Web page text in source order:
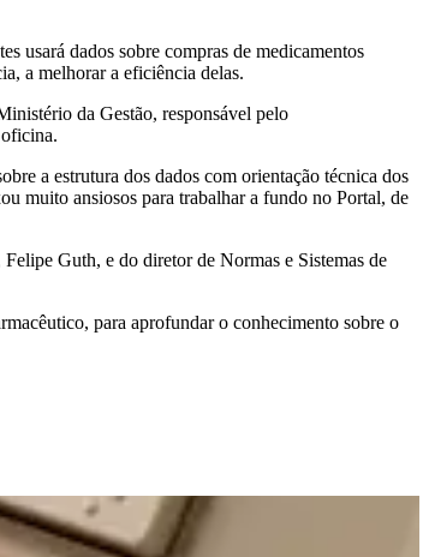
usará dados sobre compras de medicamentos
a melhorar a eficiência delas.
da Gestão, responsável pelo
a estrutura dos dados com orientação técnica dos
muito ansiosos para trabalhar a fundo no Portal, de
Guth, e do diretor de Normas e Sistemas de
para aprofundar o conhecimento sobre o